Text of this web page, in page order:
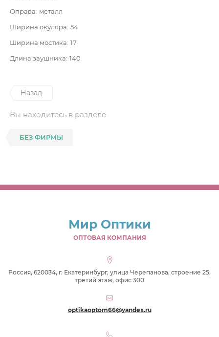
Оправа: металл
Ширина окуляра: 54
Ширина мостика: 17
Длина заушника: 140
Назад
Вы находитесь в разделе
БЕЗ ФИРМЫ
Мир Оптики
ОПТОВАЯ КОМПАНИЯ
Россия, 620034, г. Екатеринбург, улица Черепанова, строение 25,
третий этаж, офис 300
optikaoptom66@yandex.ru